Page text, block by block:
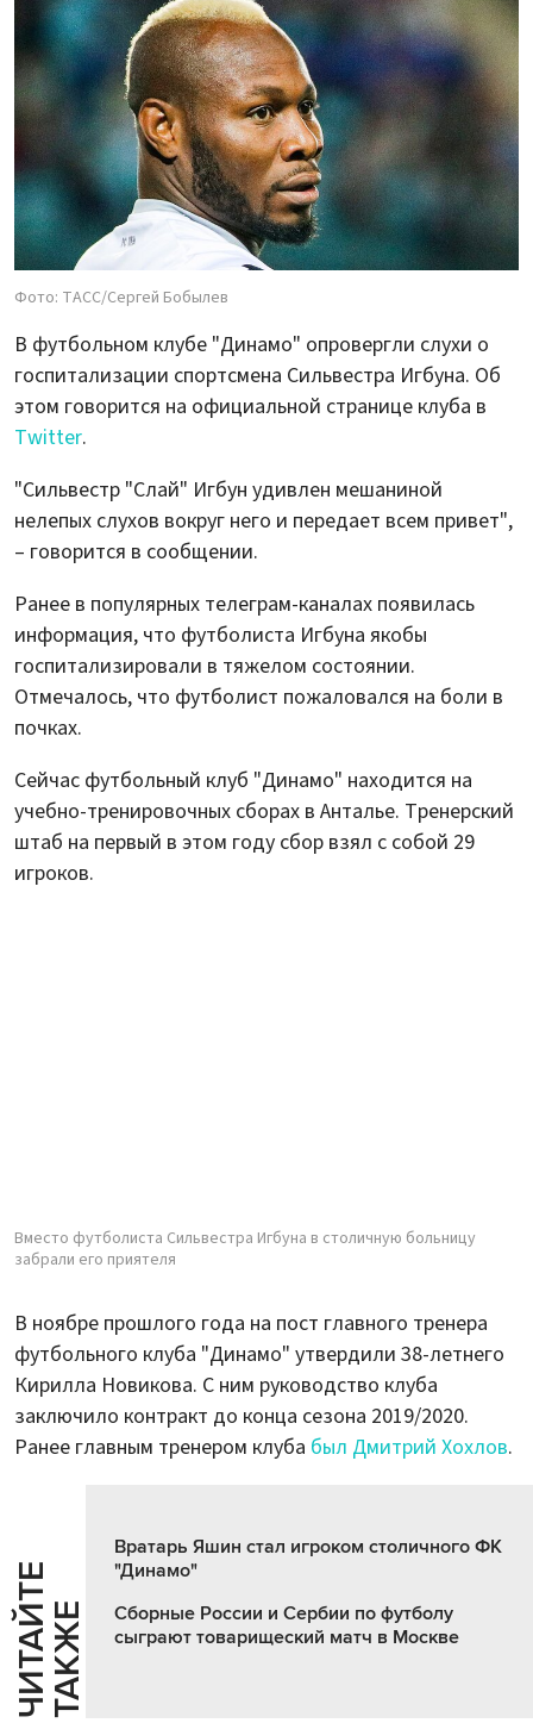
Фото: ТАСС/Сергей Бобылев
В футбольном клубе "Динамо" опровергли слухи о
госпитализации спортсмена Сильвестра Игбуна. Об
этом говорится на официальной странице клуба в
Twitter.
"Сильвестр "Слай" Игбун удивлен мешаниной
нелепых слухов вокруг него и передает всем привет",
– говорится в сообщении.
Ранее в популярных телеграм-каналах появилась
информация, что футболиста Игбуна якобы
госпитализировали в тяжелом состоянии.
Отмечалось, что футболист пожаловался на боли в
почках.
Сейчас футбольный клуб "Динамо" находится на
учебно-тренировочных сборах в Анталье. Тренерский
штаб на первый в этом году сбор взял с собой 29
игроков.
Вместо футболиста Сильвестра Игбуна в столичную больницу
забрали его приятеля
В ноябре прошлого года на пост главного тренера
футбольного клуба "Динамо" утвердили 38-летнего
Кирилла Новикова. С ним руководство клуба
заключило контракт до конца сезона 2019/2020.
Ранее главным тренером клуба был Дмитрий Хохлов.
Ч
И
Т
АЙ
Т
Е
Т
А
К
ЖЕ
Вратарь Яшин стал игроком столичного ФК
"Динамо"
Сборные России и Сербии по футболу
сыграют товарищеский матч в Москве